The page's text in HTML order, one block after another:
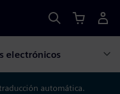
electrónicos
automática.